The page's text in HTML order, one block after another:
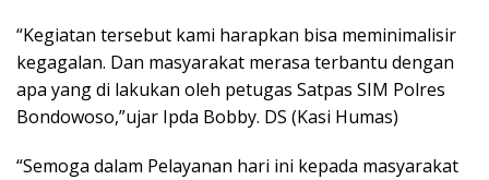
“Kegiatan tersebut kami harapkan bisa meminimalisir
kegagalan. Dan masyarakat merasa terbantu dengan
apa yang di lakukan oleh petugas Satpas SIM Polres
Bondowoso,”ujar Ipda Bobby. DS (Kasi Humas)
“Semoga dalam Pelayanan hari ini kepada masyarakat